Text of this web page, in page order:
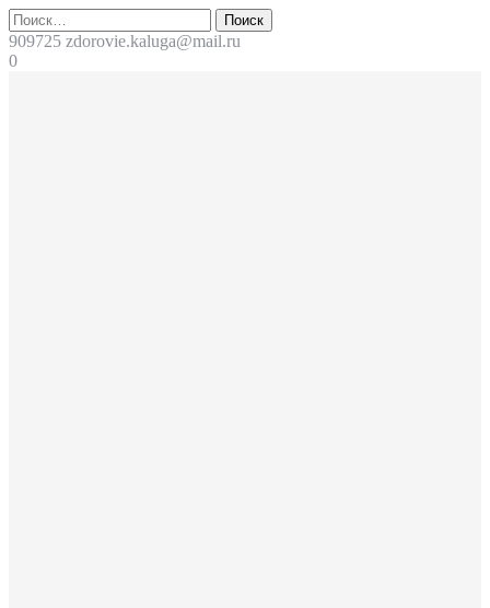
Перейти
к
содержимому
Поиск
909725 zdorovie.kaluga@mail.ru
0